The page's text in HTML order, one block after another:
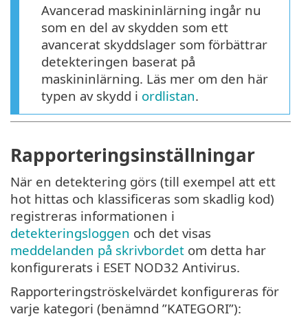
Avancerad maskininlärning ingår nu
som en del av skydden som ett
avancerat skyddslager som förbättrar
detekteringen baserat på
maskininlärning. Läs mer om den här
typen av skydd i ordlistan.
Rapporteringsinställningar
När en detektering görs (till exempel att ett
hot hittas och klassificeras som skadlig kod)
registreras informationen i
detekteringsloggen och det visas
meddelanden på skrivbordet om detta har
konfigurerats i ESET NOD32 Antivirus.
Rapporteringströskelvärdet konfigureras för
varje kategori (benämnd ”KATEGORI”):